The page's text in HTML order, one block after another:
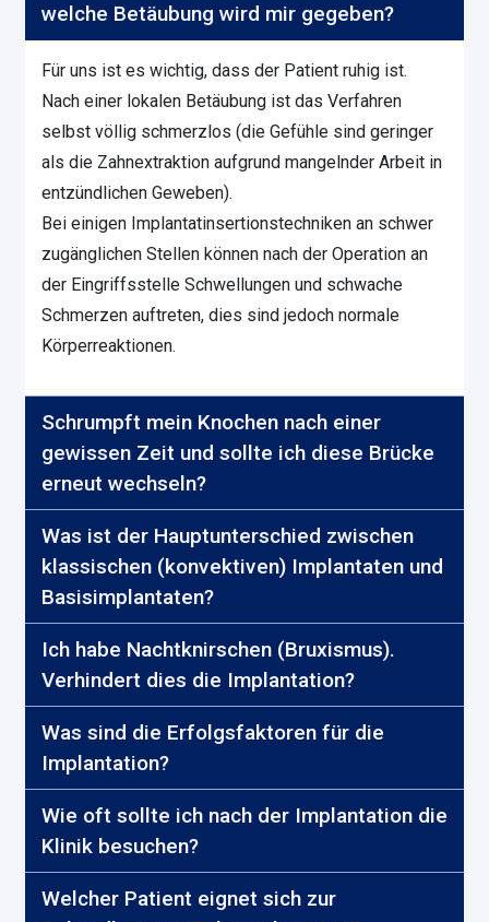
welche Betäubung wird mir gegeben?
Für uns ist es wichtig, dass der Patient ruhig ist.
Nach einer lokalen Betäubung ist das Verfahren
selbst völlig schmerzlos (die Gefühle sind geringer
als die Zahnextraktion aufgrund mangelnder Arbeit in
entzündlichen Geweben).
Bei einigen Implantatinsertionstechniken an schwer
zugänglichen Stellen können nach der Operation an
der Eingriffsstelle Schwellungen und schwache
Schmerzen auftreten, dies sind jedoch normale
Körperreaktionen.
Schrumpft mein Knochen nach einer
gewissen Zeit und sollte ich diese Brücke
erneut wechseln?
Was ist der Hauptunterschied zwischen
klassischen (konvektiven) Implantaten und
Basisimplantaten?
Ich habe Nachtknirschen (Bruxismus).
Verhindert dies die Implantation?
Was sind die Erfolgsfaktoren für die
Implantation?
Wie oft sollte ich nach der Implantation die
Klinik besuchen?
Welcher Patient eignet sich zur